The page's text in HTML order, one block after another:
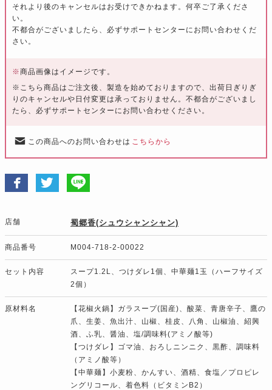
それより後のキャンセルはお受けできかねます。何卒ご了承くださ
い。
不都合がございましたら、必ずサポートセンターにお問い合わせくだ
さい。
※商品画像はイメージです。
※こちら商品はご注文後、製造を始めておりますので、出荷日ぎりぎ
りのキャンセルや日付変更は承っておりません。不都合がございまし
たら、必ずサポートセンターにお問い合わせください。
この商品へのお問い合わせは こちらから
店舗 蜀郷香(シュウシャンシャン)
商品番号 M004-718-2-00022
セット内容
スープ1.2L、つけダレ1個、中華麺1玉（ハーフサイズ
2個）
原材料名
【花椒火鍋】ガラスープ(国産)、酸菜、青唐辛子、鷹の
爪、生姜、魚出汁、山椒、桂皮、八角、山椒油、紹興
酒、ふ乳、醤油、塩/調味料(アミノ酸等)
【つけダレ】ゴマ油、おろしニンニク、黒酢、調味料
（アミノ酸等）
【中華麺】小麦粉、かんすい、酒精、食塩／プロピレ
ングリコール、着色料（ビタミンB2）